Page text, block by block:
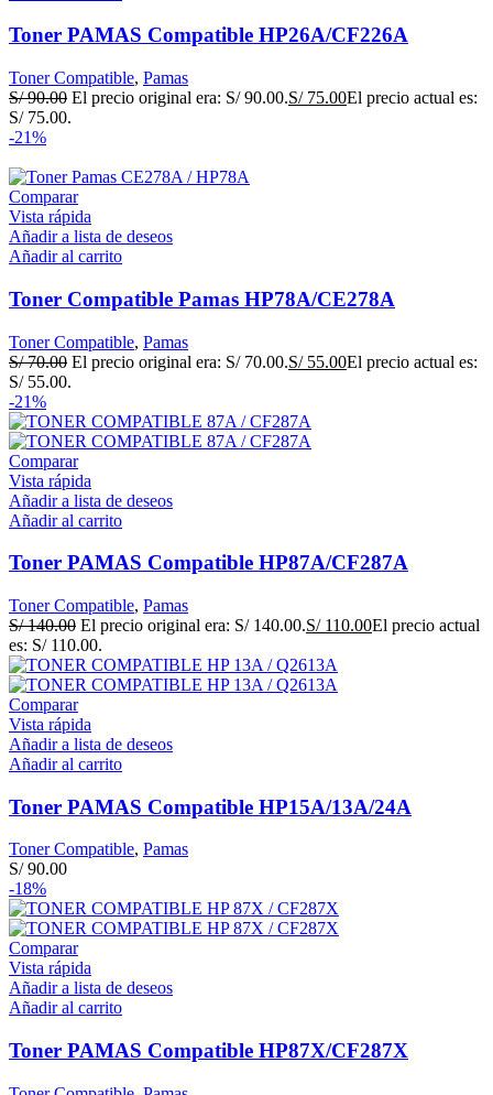
Toner PAMAS Compatible HP26A/CF226A
Toner Compatible, Pamas
S/90.00 El precio original era: S/ 90.00.S/75.00El precio actual es:
S/ 75.00.
-21%
Comparar
Vista rápida
Añadir a lista de deseos
Añadir al carrito
Toner Compatible Pamas HP78A/CE278A
Toner Compatible, Pamas
S/70.00 El precio original era: S/ 70.00.S/55.00El precio actual es:
S/ 55.00.
-21%
Comparar
Vista rápida
Añadir a lista de deseos
Añadir al carrito
Toner PAMAS Compatible HP87A/CF287A
Toner Compatible, Pamas
S/140.00 El precio original era: S/ 140.00.S/110.00El precio actual
es: S/ 110.00.
Comparar
Vista rápida
Añadir a lista de deseos
Añadir al carrito
Toner PAMAS Compatible HP15A/13A/24A
Toner Compatible, Pamas
S/90.00
-18%
Comparar
Vista rápida
Añadir a lista de deseos
Añadir al carrito
Toner PAMAS Compatible HP87X/CF287X